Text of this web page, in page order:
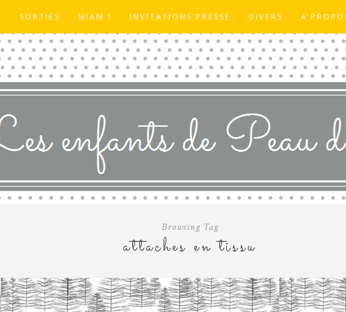
SORTIES MIAM ! INVITATIONS PRESSE DIVERS A
Browsing Tag
attaches en tissu